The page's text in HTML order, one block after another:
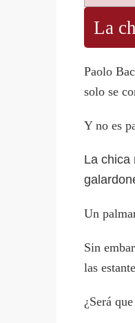
La
Paolo
solo se
Y no es
La chica
Un
Sin
las
¿Será